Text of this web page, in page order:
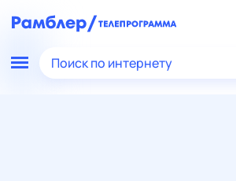
Поиск по интернету